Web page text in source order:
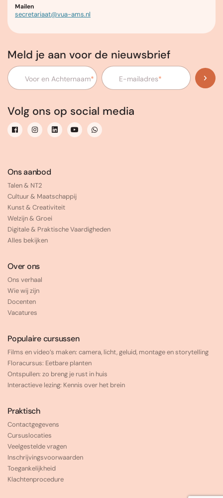
Mailen
secretariaat@vua-ams.nl
Meld je aan voor de nieuwsbrief
Voor en Achternaam* E-mailadres*
Volg ons op social media
Ons aanbod
Talen & NT2
Cultuur & Maatschappij
Kunst & Creativiteit
Welzijn & Groei
Digitale & Praktische Vaardigheden
Alles bekijken
Over ons
Ons verhaal
Wie wij zijn
Docenten
Vacatures
Populaire cursussen
Films en video’s maken: camera, licht, geluid, montage en storytelling
Floracursus: Eetbare planten
Ontspullen: zo breng je rust in huis
Interactieve lezing: Kennis over het brein
Praktisch
Contactgegevens
Cursuslocaties
Veelgestelde vragen
Inschrijvingsvoorwaarden
Toegankelijkheid
Klachtenprocedure